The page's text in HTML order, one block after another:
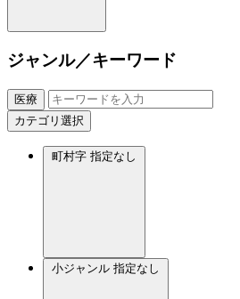
ジャンル／キーワード
医療
カテゴリ選択
町村字 指定なし
小ジャンル 指定なし